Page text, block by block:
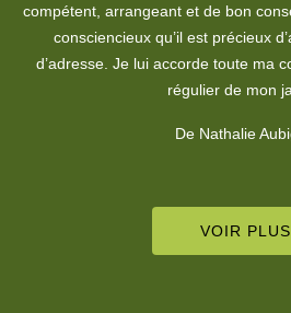
VOIR PLUS